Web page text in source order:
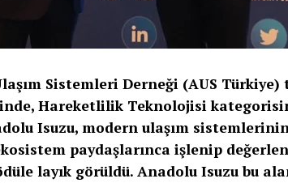
Sistemleri Derneği (AUS
Hareketlilik Teknolojisi
Isuzu, modern ulaşım
paydaşlarınca işlenip
layık görüldü. Anadolu Isuzu bu